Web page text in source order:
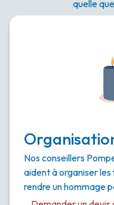
quelle
Nos conseillers
aident à organiser
rendre un hommage